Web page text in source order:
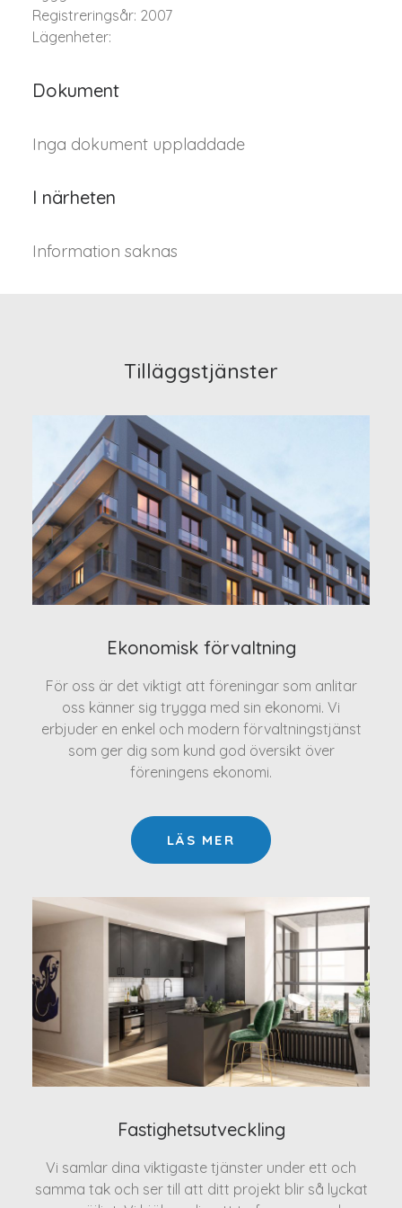
Registreringsår: 2007
Lägenheter:
Dokument
Inga dokument uppladdade
I närheten
Information saknas
Tilläggstjänster
Ekonomisk förvaltning
För oss är det viktigt att föreningar som anlitar
oss känner sig trygga med sin ekonomi. Vi
erbjuder en enkel och modern förvaltningstjänst
som ger dig som kund god översikt över
föreningens ekonomi.
LÄS MER
Fastighetsutveckling
Vi samlar dina viktigaste tjänster under ett och
samma tak och ser till att ditt projekt blir så lyckat